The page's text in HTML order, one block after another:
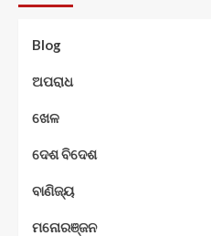
Blog
ଅପରାଧ
ଖେଳ
ଦେଶ ବିଦେଶ
ବାଣିଜ୍ୟ
ମନୋରଞ୍ଜନ